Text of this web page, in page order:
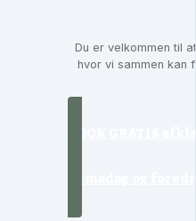
Du er velkommen til
hvor vi sammen kan
BOOK GRATIS